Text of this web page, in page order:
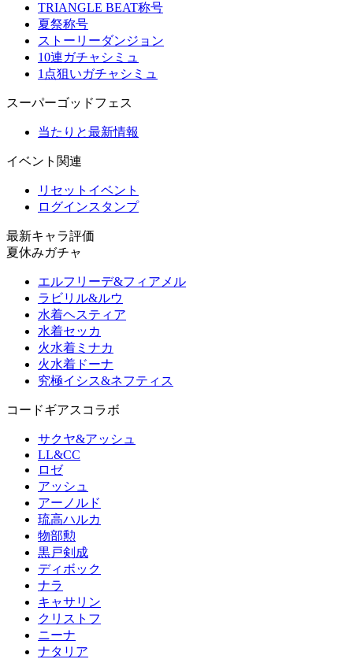
TRIANGLE BEAT称号
夏祭称号
ストーリーダンジョン
10連ガチャシミュ
1点狙いガチャシミュ
スーパーゴッドフェス
当たりと最新情報
イベント関連
リセットイベント
ログインスタンプ
最新キャラ評価
夏休みガチャ
エルフリーデ&フィアメル
ラビリル&ルウ
水着ヘスティア
水着セッカ
火水着ミナカ
火水着ドーナ
究極イシス&ネフティス
コードギアスコラボ
サクヤ&アッシュ
LL&CC
ロゼ
アッシュ
アーノルド
琉高ハルカ
物部勲
黒戸剣成
ディボック
ナラ
キャサリン
クリストフ
ニーナ
ナタリア